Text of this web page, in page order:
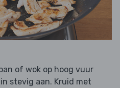
of wok op hoog vuur
stevig aan. Kruid met